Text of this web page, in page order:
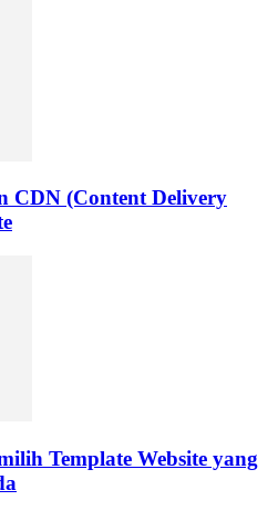
CDN (Content Delivery
Template Website yang